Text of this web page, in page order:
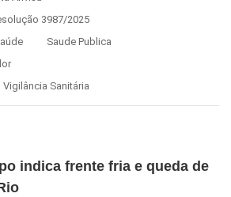
3987/2025
Saude Publica
Vigilância Sanitária
indica frente fria e queda de